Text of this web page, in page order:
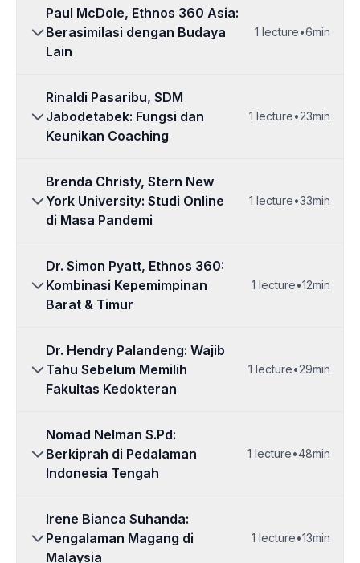
Paul McDole, Ethnos 360 Asia:
Berasimilasi dengan Budaya
Lain
1 lecture•6min
Rinaldi Pasaribu, SDM
Jabodetabek: Fungsi dan
Keunikan Coaching
1 lecture•23min
Brenda Christy, Stern New
York University: Studi Online
di Masa Pandemi
1 lecture•33min
Dr. Simon Pyatt, Ethnos 360:
Kombinasi Kepemimpinan
Barat & Timur
1 lecture•12min
Dr. Hendry Palandeng: Wajib
Tahu Sebelum Memilih
Fakultas Kedokteran
1 lecture•29min
Nomad Nelman S.Pd:
Berkiprah di Pedalaman
Indonesia Tengah
1 lecture•48min
Irene Bianca Suhanda:
Pengalaman Magang di
Malaysia
1 lecture•13min